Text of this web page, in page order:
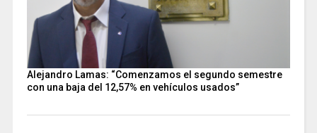
Alejandro Lamas: “Comenzamos el segundo semestre
con una baja del 12,57% en vehículos usados”